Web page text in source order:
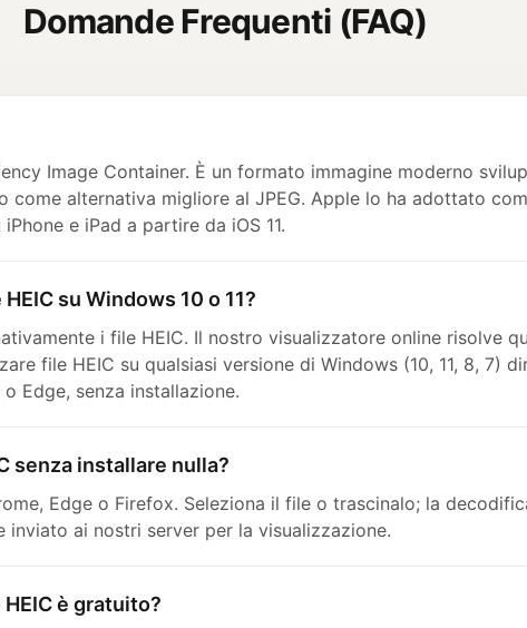
Domande Frequenti (FAQ)
Image Container. È un formato immagine moderno
come alternativa migliore al JPEG. Apple lo ha adottato
e iPad a partire da iOS 11.
su Windows 10 o 11?
i file HEIC. Il nostro visualizzatore online risolve
file HEIC su qualsiasi versione di Windows (10, 11, 8, 7)
Edge, senza installazione.
senza installare nulla?
Edge o Firefox. Seleziona il file o trascinalo; la
inviato ai nostri server per la visualizzazione.
è gratuito?